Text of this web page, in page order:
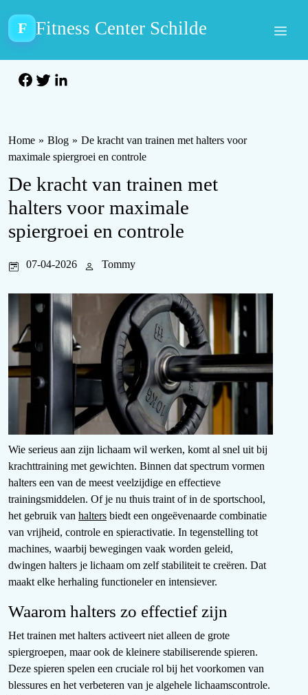
F Fitness Center Schilde
Home » Blog » De kracht van trainen met halters voor
maximale spiergroei en controle
De kracht van trainen met
halters voor maximale
spiergroei en controle
07-04-2026 Tommy
Wie serieus aan zijn lichaam wil werken, komt al snel uit bij
krachttraining met gewichten. Binnen dat spectrum vormen
halters een van de meest veelzijdige en effectieve
trainingsmiddelen. Of je nu thuis traint of in de sportschool,
het gebruik van halters biedt een ongeëvenaarde combinatie
van vrijheid, controle en spieractivatie. In tegenstelling tot
machines, waarbij bewegingen vaak worden geleid,
dwingen halters je lichaam om zelf stabiliteit te creëren. Dat
maakt elke herhaling functioneler en intensiever.
Waarom halters zo effectief zijn
Het trainen met halters activeert niet alleen de grote
spiergroepen, maar ook de kleinere stabiliserende spieren.
Deze spieren spelen een cruciale rol bij het voorkomen van
blessures en het verbeteren van je algehele lichaamscontrole.